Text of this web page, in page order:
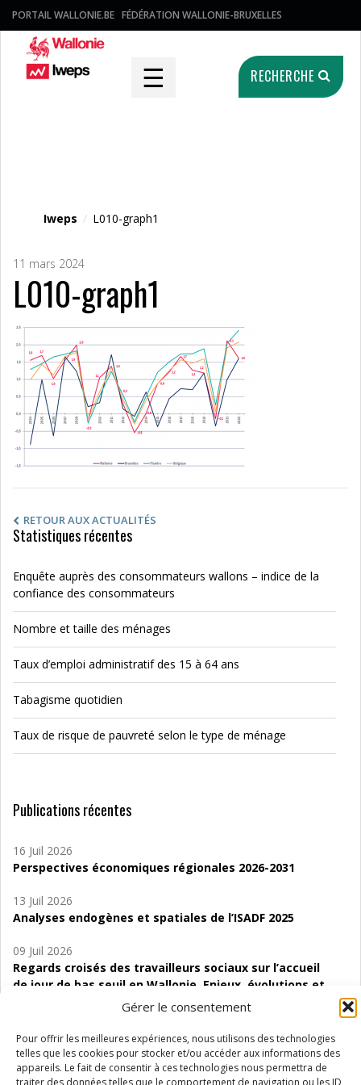
Gérer le consentement
Pour offrir les meilleures expériences, nous utilisons des technologies
telles que les cookies pour stocker et/ou accéder aux informations des
appareils. Le fait de consentir à ces technologies nous permettra de
traiter des données telles que le comportement de navigation ou les ID
PORTAIL WALLONIE.BE FÉDÉRATION WALLONIE-BRUXELLES
☰ RECHERCHE
Iweps / L010-graph1
11 mars 2024
L010-graph1
RETOUR AUX ACTUALITÉS
Statistiques récentes
Enquête auprès des consommateurs wallons – indice de la
confiance des consommateurs
Nombre et taille des ménages
Taux d’emploi administratif des 15 à 64 ans
Tabagisme quotidien
Taux de risque de pauvreté selon le type de ménage
Publications récentes
16 Juil 2026
Perspectives économiques régionales 2026-2031
13 Juil 2026
Analyses endogènes et spatiales de l’ISADF 2025
09 Juil 2026
Regards croisés des travailleurs sociaux sur l’accueil
de jour de bas seuil en Wallonie. Enjeux, évolutions et
06 Juil 2026
Étude d’évaluabilité des Structures
d’accompagnement à l’autocréation d’emploi (SAACE)